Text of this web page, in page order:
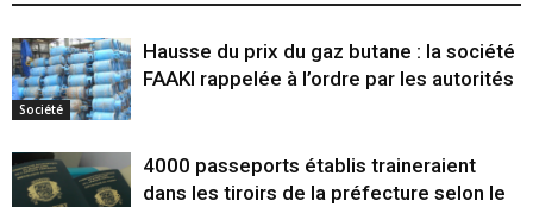
Société
Hausse du prix du gaz butane : la société
FAAKI rappelée à l’ordre par les autorités
4000 passeports établis traineraient
dans les tiroirs de la préfecture selon le